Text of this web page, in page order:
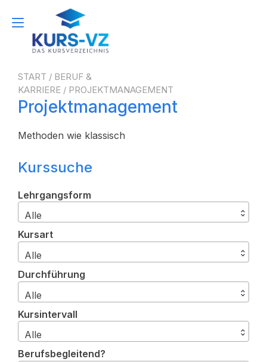
Inhalt
springen
Navigation
umschalten
START / BERUF &
KARRIERE / PROJEKTMANAGEMENT
Projektmanagement
Methoden wie klassisch
Kurssuche
Lehrgangsform
Alle
Kursart
Alle
Durchführung
Alle
Kursintervall
Alle
Berufsbegleitend?